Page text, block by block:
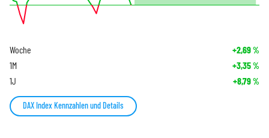
Woche +2,69%
1M +3,35%
1J +8,79%
DAX Index Kennzahlen und Details